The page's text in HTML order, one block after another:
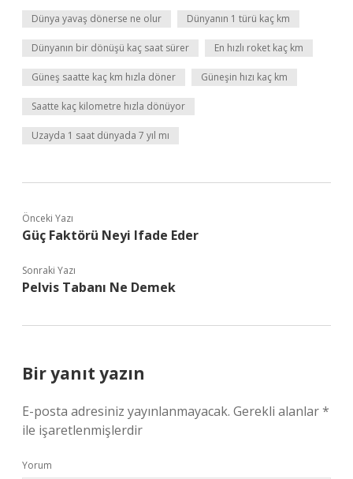
Dünya yavaş dönerse ne olur Dünyanın 1 türü kaç km
Dünyanın bir dönüşü kaç saat sürer En hızlı roket kaç km
Güneş saatte kaç km hızla döner Güneşin hızı kaç km
Saatte kaç kilometre hızla dönüyor
Uzayda 1 saat dünyada 7 yıl mı
Önceki Yazı
Güç Faktörü Neyi Ifade Eder
Sonraki Yazı
Pelvis Tabanı Ne Demek
Bir yanıt yazın
E-posta adresiniz yayınlanmayacak. Gerekli alanlar*
ile işaretlenmişlerdir
Yorum